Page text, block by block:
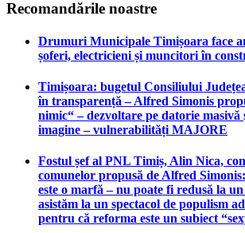
Recomandările noastre
Drumuri Municipale Timișoara face
șoferi, electricieni și muncitori în
Timișoara: bugetul Consiliului
în transparență – Alfred Simonis
nimic“ – dezvoltare pe datorie masivă
imagine – vulnerabilități MAJORE
Fostul șef al PNL Timiș, Alin Nica,
comunelor propusă de Alfred
este o marfă – nu poate fi redusă la
asistăm la un spectacol de populism
pentru că reforma este un subiect